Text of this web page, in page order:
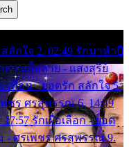
ลักใจ 2. 02:49 รักมาห้าปี
าวเสื้อลาย - แสงสุรีย์
เทือน - ยอดรัก สลักใจ 5.
ชร ศรสุพรรณ 6. 14:49
รักเผื่อเลือก - ยอด
- ศรเพชร ศรสุพรรณ 9.